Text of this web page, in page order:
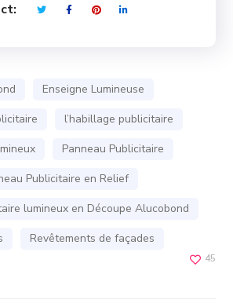
Enseigne Lumineuse
l’habillage publicitaire
Panneau Publicitaire
Publicitaire en Relief
lumineux en Découpe Alucobond
Revêtements de façades
45